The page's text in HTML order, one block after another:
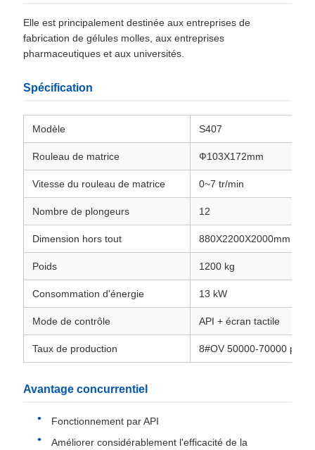
Elle est principalement destinée aux entreprises de
fabrication de gélules molles, aux entreprises
pharmaceutiques et aux universités.
Spécification
Modèle S407
Rouleau de matrice Ф103X172mm
Vitesse du rouleau de matrice 0~7 tr/min
Nombre de plongeurs 12
Dimension hors tout 880X2200X2000mm
Poids 1200 kg
Consommation d'énergie 13 kW
Mode de contrôle API + écran tactile
Taux de production 8#OV 50000-70000
Avantage concurrentiel
Fonctionnement par API
Améliorer considérablement l'efficacité de la